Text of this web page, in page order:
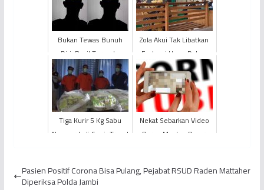
Bukan Tewas Bunuh
Diri, Ragil Ternyata
Dihabisi Dua Polisi
Zola Akui Tak Libatkan
Fachrori Umar Dalam
Uang Suap Ketuk Palu
Tiga Kurir 5 Kg Sabu
Nyamar Jadi Sopir Travel
Nekat Sebarkan Video
Porno Mantan Pacar,
Pasien Positif Corona Bisa Pulang, Pejabat RSUD Raden Mattaher
Diperiksa Polda Jambi